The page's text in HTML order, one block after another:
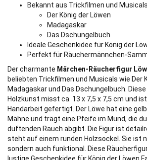
Bekannt aus Trickfilmen und
Der König der Löwen
Madagaskar
Das Dschungelbuch
Ideale Geschenkidee für König der
Perfekt für Räuchermännchen-
Der charmante Märchen-Räucherfigur
beliebten Trickfilmen und Musicals wie Der
Madagaskar und Das Dschungelbuch.
Holzkunst misst ca. 13 x 7,5 x 7,5 cm und
Handarbeit gefertigt. Der Löwe hat eine
Mähne und trägt eine Pfeife im Mund, die
duftenden Rauch abgibt. Die Figur ist
steht auf einem runden Holzsockel. Sie ist
sondern auch funktional. Diese